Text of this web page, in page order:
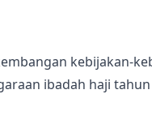
kebijakan-
ibadah haji